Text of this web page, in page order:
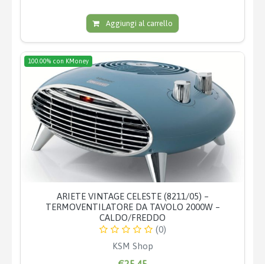
Aggiungi al carrello
100.00% con KMoney
ARIETE VINTAGE CELESTE (8211/05) –
TERMOVENTILATORE DA TAVOLO 2000W –
CALDO/FREDDO
(0)
KSM Shop